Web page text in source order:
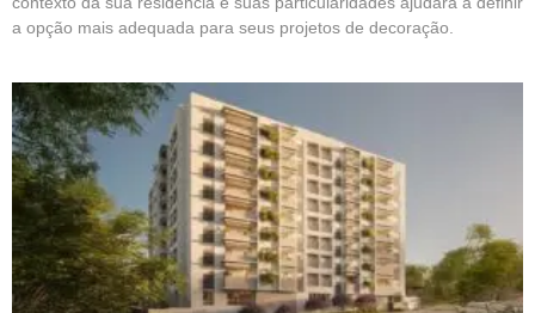
a opção mais adequada para seus projetos de decoração.